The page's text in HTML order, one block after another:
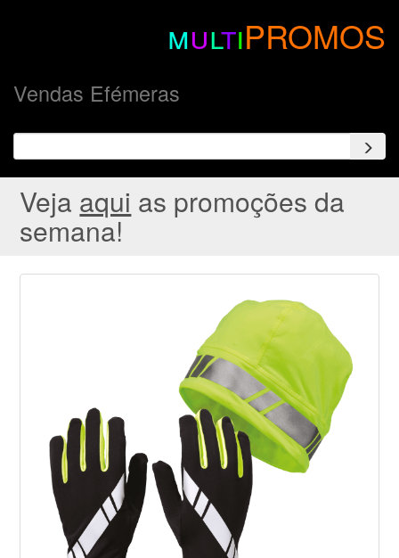
multiPROMOS
Vendas Efémeras
Veja aqui as promoções da
semana!